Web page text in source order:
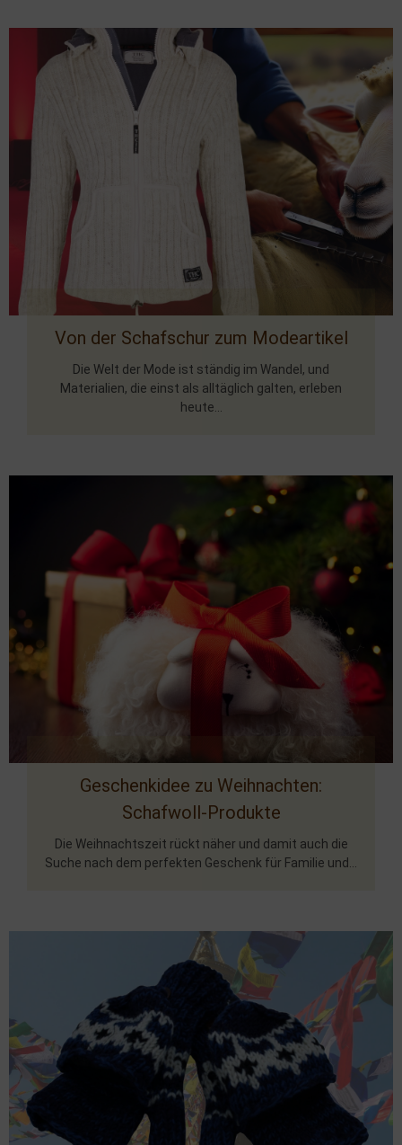
Von der Schafschur zum Modeartikel
Die Welt der Mode ist ständig im Wandel, und
Materialien, die einst als alltäglich galten, erleben
heute...
Geschenkidee zu Weihnachten:
Schafwoll-Produkte
Die Weihnachtszeit rückt näher und damit auch die
Suche nach dem perfekten Geschenk für Familie und...